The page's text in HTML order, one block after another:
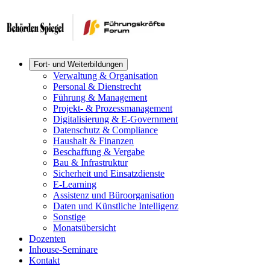
Fort- und Weiterbildungen
Verwaltung & Organisation
Personal & Dienstrecht
Führung & Management
Projekt- & Prozessmanagement
Digitalisierung & E-Government
Datenschutz & Compliance
Haushalt & Finanzen
Beschaffung & Vergabe
Bau & Infrastruktur
Sicherheit und Einsatzdienste
E-Learning
Assistenz und Büroorganisation
Daten und Künstliche Intelligenz
Sonstige
Monatsübersicht
Dozenten
Inhouse-Seminare
Kontakt